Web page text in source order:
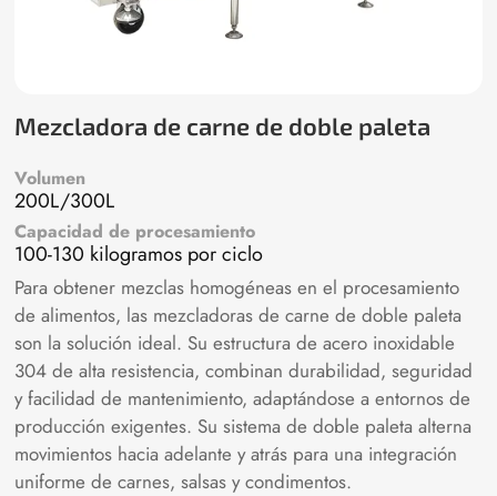
Mezcladora de carne de doble paleta
Volumen
200L/300L
Capacidad de procesamiento
100-130 kilogramos por ciclo
Para obtener mezclas homogéneas en el procesamiento
de alimentos, las mezcladoras de carne de doble paleta
son la solución ideal. Su estructura de acero inoxidable
304 de alta resistencia, combinan durabilidad, seguridad
y facilidad de mantenimiento, adaptándose a entornos de
producción exigentes. Su sistema de doble paleta alterna
movimientos hacia adelante y atrás para una integración
uniforme de carnes, salsas y condimentos.